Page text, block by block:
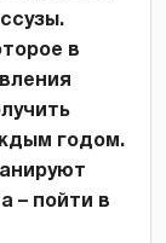
в
годом.
– пойти в